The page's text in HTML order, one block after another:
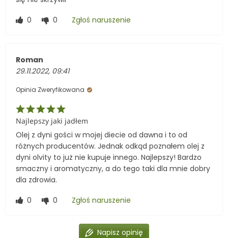
0
0 Zgłoś naruszenie
Roman
29.11.2022, 09:41
Opinia Zweryfikowana
Najlepszy jaki jadłem
Olej z dyni gości w mojej diecie od dawna i to od
różnych producentów. Jednak odkąd poznałem olej z
dyni olvity to już nie kupuje innego. Najlepszy! Bardzo
smaczny i aromatyczny, a do tego taki dla mnie dobry
dla zdrowia.
0
0 Zgłoś naruszenie
Napisz opinię